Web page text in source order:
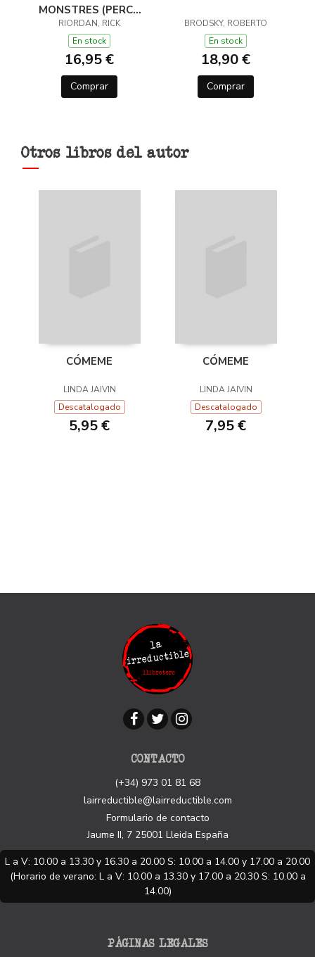
MONSTRES (PERCY
JACKSON I ELS DÉUS
DE L'OLIMP 2)
RIORDAN, RICK
En stock
16,95 €
Comprar
BRODSKY, ROBERTO
En stock
18,90 €
Comprar
Otros libros del autor
CÓMEME
LINDA JAIVIN
Descatalogado
5,95 €
CÓMEME
LINDA JAIVIN
Descatalogado
7,95 €
CONTACTO
(+34) 973 01 81 68
lairreductible@lairreductible.com
Formulario de contacto
Jaume II, 7 25001 Lleida España
L a V: 10.00 a 13.30 y 16.30 a 20.00 S: 10.00 a 14.00 y 17.00 a 20.00
(Horario de verano: L a V: 10.00 a 13.30 y 17.00 a 20.30 S: 10.00 a
14.00)
PÁGINAS LEGALES